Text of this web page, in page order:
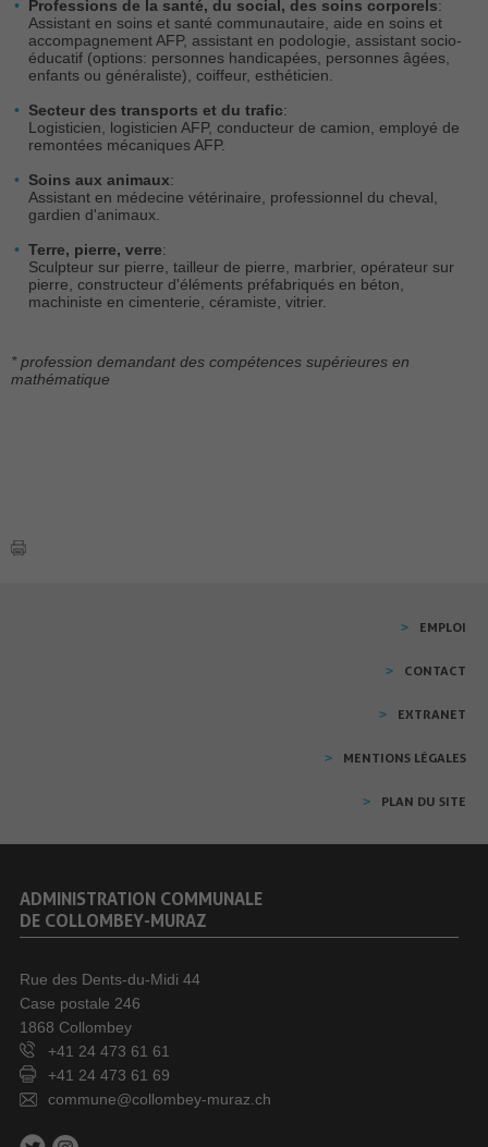
Professions de la santé, du social, des soins corporels:
Assistant en soins et santé communautaire, aide en soins et
accompagnement AFP, assistant en podologie, assistant socio-
éducatif (options: personnes handicapées, personnes âgées,
enfants ou généraliste), coiffeur, esthéticien.
Secteur des transports et du trafic:
Logisticien, logisticien AFP, conducteur de camion, employé de
remontées mécaniques AFP.
Soins aux animaux:
Assistant en médecine vétérinaire, professionnel du cheval,
gardien d'animaux.
Terre, pierre, verre:
Sculpteur sur pierre, tailleur de pierre, marbrier, opérateur sur
pierre, constructeur d'éléments préfabriqués en béton,
machiniste en cimenterie, céramiste, vitrier.
* profession demandant des compétences supérieures en
mathématique
EMPLOI
CONTACT
EXTRANET
MENTIONS LÉGALES
PLAN DU SITE
ADMINISTRATION COMMUNALE
DE COLLOMBEY-MURAZ
Rue des Dents-du-Midi 44
Case postale 246
1868 Collombey
+41 24 473 61 61
+41 24 473 61 69
commune@collombey-muraz.ch